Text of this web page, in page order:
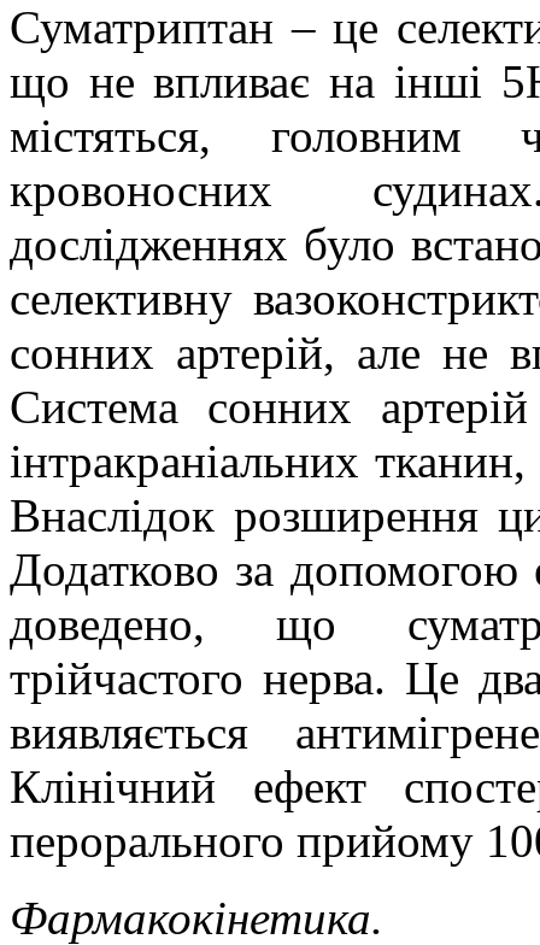
Суматриптан – це
що не впливає на інші
містяться, головним
кровоносних
дослідженнях було
селективну
сонних артерій, але не
Система сонних
інтракраніальних
Внаслідок розширення
Додатково за допомогою
доведено, що
трійчастого нерва. Це
виявляється
Клінічний ефект
перорального прийому
Фармакокінетика.